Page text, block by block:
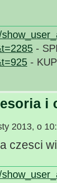
-
-
i
2013, o
czesci